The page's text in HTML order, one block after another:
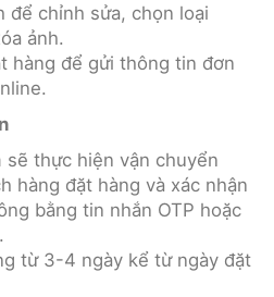
để chỉnh sửa, chọn loại
ảnh.
hàng để gửi thông tin đơn
sẽ thực hiện vận chuyển
hàng đặt hàng và xác nhận
bằng tin nhắn OTP hoặc
từ 3-4 ngày kể từ ngày đặt